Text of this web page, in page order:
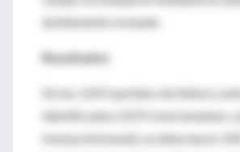
doblemente revisado.
Resultados
De los 1247 partidos de fútbol y
identificados (1071 nivel amateur y
nivel profesional), se detectaron